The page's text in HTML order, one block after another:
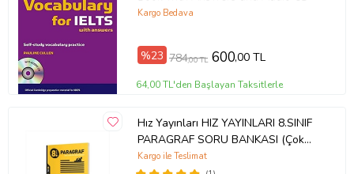
Kargo Bedava
%23 784,00 TL 600,00 TL
64,00 TL'den Başlayan Taksitlerle
Hız Yayınları HIZ YAYINLARI 8.SINIF
PARAGRAF SORU BANKASI (Çok
Renkli)
Kargo ile Teslimat